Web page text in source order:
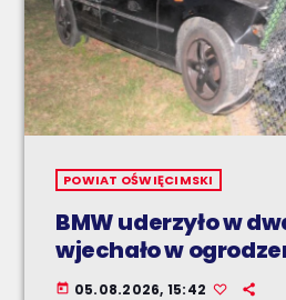
POWIAT OŚWIĘCIMSKI
BMW uderzyło w
wjechało w
today 05.08.2026, 15:42